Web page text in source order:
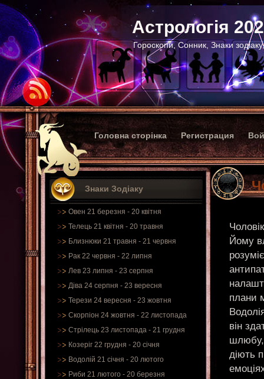
Астрологія
Гороскопи, Сонник, Знаки
Головна сторінка Регистрация
Знаки Зодіаку
Овен 21 березня - 20 квітня
Телець 21 квітня - 20 травня
Близнюки 21 травня - 21 червня
Рак 22 червня - 22 липня
Лев 23 липня - 23 серпня
Діва 24 серпня - 23 вересня
Терези 24 вересня - 23 жовтня
Скорпіон 24 жовтня - 22 листопада
Стрілець 23 листопада - 21 грудня
Козеріг 22 грудня - 20 січня
Водолій 21 січня - 20 лютого
Риби 21 лютого - 20 березня
Йому
плани
він
шлюбу,
діють